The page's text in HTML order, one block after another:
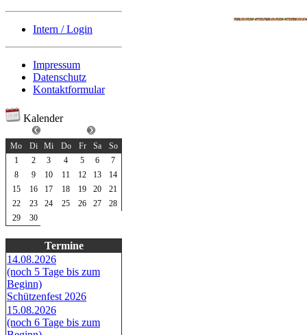
Intern / Login
Impressum
Datenschutz
Kontaktformular
Kalender
Mo
Di Mi Do Fr Sa
So
1
2 3 4 5 6
7
8
9 10 11 12 13
14
15
16 17 18 19 20
21
22
23 24 25 26 27
28
29
30
Termine
14.08.2026
(noch 5 Tage bis zum
Beginn)
Schützenfest 2026
15.08.2026
(noch 6 Tage bis zum